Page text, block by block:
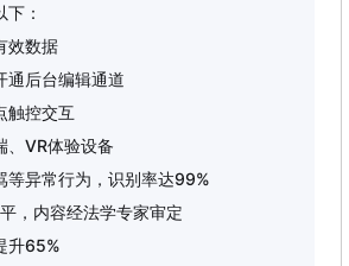
：
效数据
通后台编辑通道
触控交互
、VR体验设备
等异常行为，识别率达99%
，内容经法学专家审定
升65%